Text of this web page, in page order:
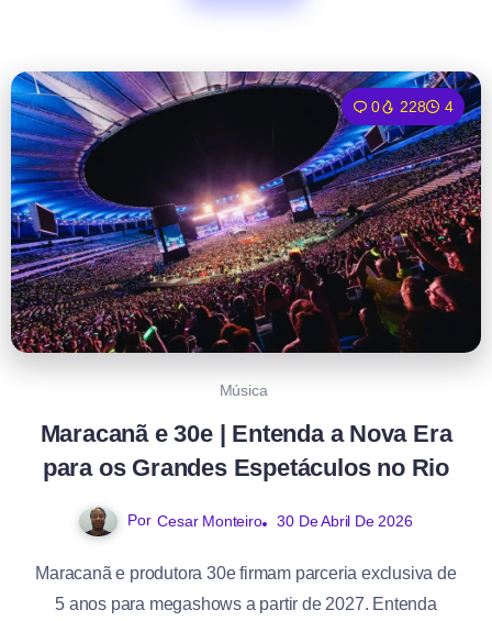
0 228 4
Música
Maracanã e 30e | Entenda a Nova Era
para os Grandes Espetáculos no Rio
Por Cesar Monteiro 30 De Abril De 2026
Maracanã e produtora 30e firmam parceria exclusiva de
5 anos para megashows a partir de 2027. Entenda